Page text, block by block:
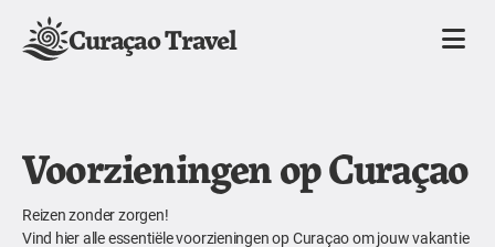
Curaçao Travel
Voorzieningen op Curaçao
Reizen zonder zorgen!
Vind hier alle essentiële voorzieningen op Curaçao om jouw vakantie